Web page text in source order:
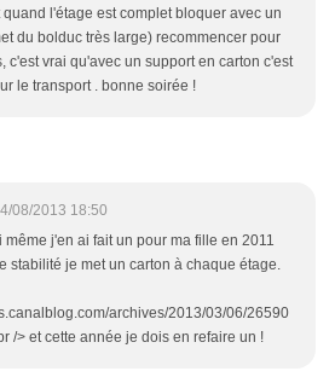
l'étage est complet bloquer avec un
du bolduc très large) recommencer pour
c'est vrai qu'avec un support en carton c'est
le transport . bonne soirée !
08/2013 18:50
même j'en ai fait un pour ma fille en 2011
stabilité je met un carton à chaque étage.
archives/2013/03/06/26590
/> et cette année je dois en refaire un !